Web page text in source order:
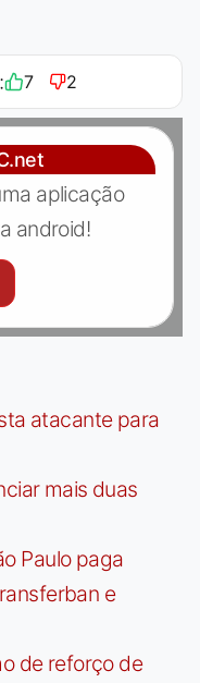
7 2
aplicação
android!
atacante para
mais duas
Paulo paga
e
de reforço de